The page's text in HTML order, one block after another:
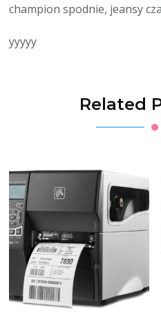
champion spodnie, jeansy
yyyyy
Related